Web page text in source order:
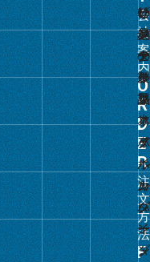
会
社
案
内
ク
注
文
方
法
グ
ル
ー
プ
リ
ン
ク
グ
リ
ジ
ナ
ル
フ
ァ
イ
ル
・
バ
イ
ン
い
フ
ァ
イ
ル
・
バ
イ
ン
ダ
ー
ー
パ
ー
ク
リ
ス
タ
ル
カ
レ
ン
ダ
レ
ン
ダ
ー
製
本
リ
ジ
ナ
ル
ク
リ
ア
ホ
ル
ダ
ー
・
ビ
メ
モ
リ
の
他
の
製
品
じ
具